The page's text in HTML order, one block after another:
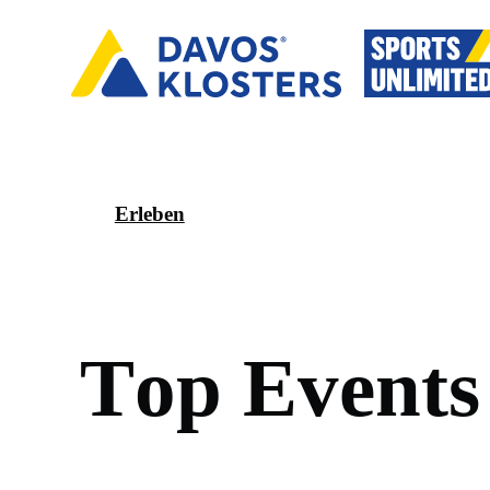
Erleben
Top Events